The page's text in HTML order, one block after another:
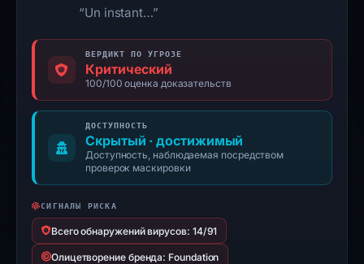
“Un instant…”
ВЕРДИКТ ПО УГРОЗЕ
Критический
100/100 оценка доказательств
ДОСТУПНОСТЬ
Скрытый · достижимый
Доступность, наблюдаемая посредством
проверок маскировки
СИГНАЛЫ РИСКА
Всего обнаружений вирусов: 14/91
Олицетворение бренда: Foundation